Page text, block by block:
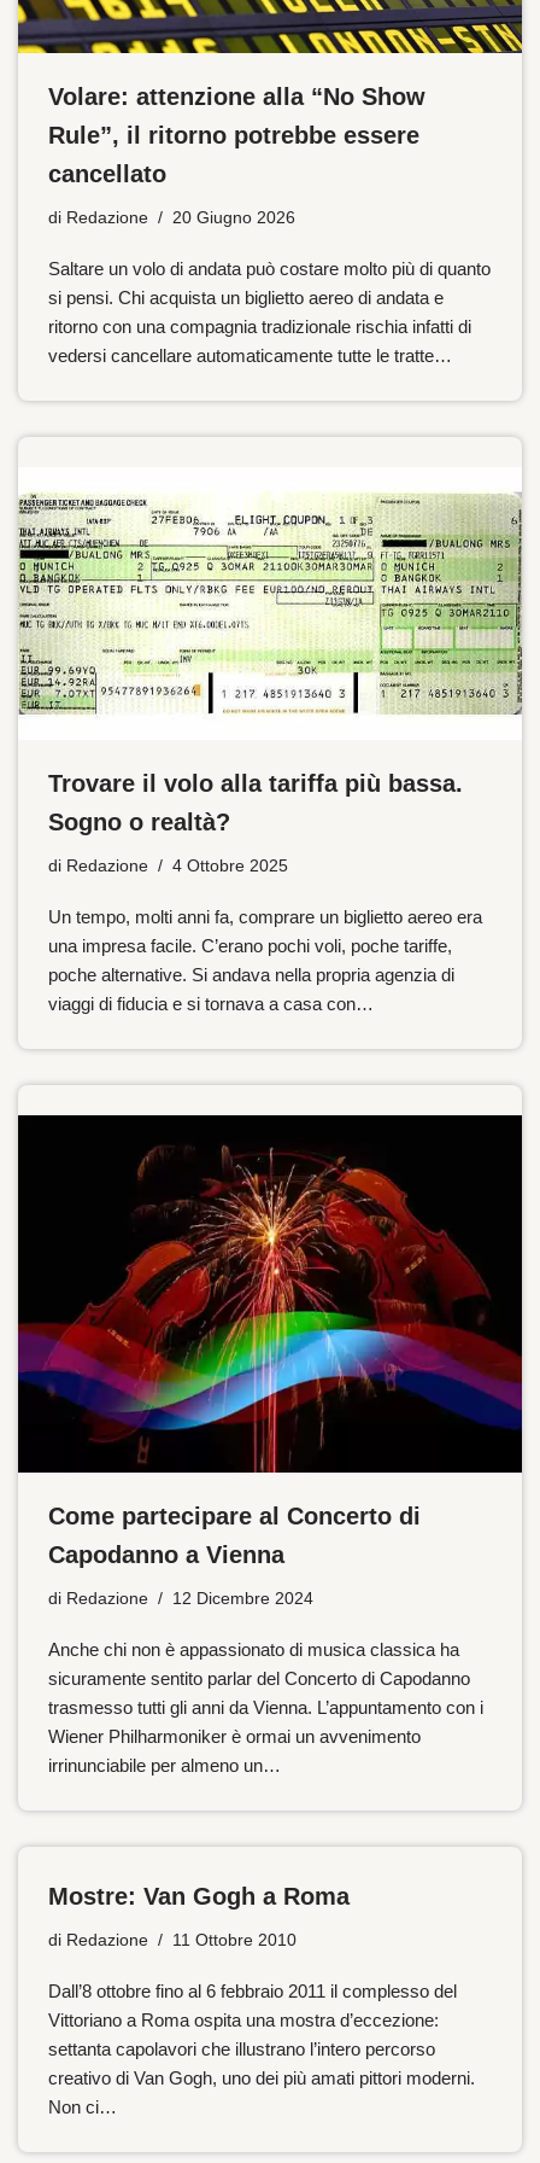
Volare: attenzione alla “No Show
Rule”, il ritorno potrebbe essere
cancellato
di Redazione 20 Giugno 2026
Saltare un volo di andata può costare molto più di quanto
si pensi. Chi acquista un biglietto aereo di andata e
ritorno con una compagnia tradizionale rischia infatti di
vedersi cancellare automaticamente tutte le tratte…
Trovare il volo alla tariffa più bassa.
Sogno o realtà?
di Redazione 4 Ottobre 2025
Un tempo, molti anni fa, comprare un biglietto aereo era
una impresa facile. C’erano pochi voli, poche tariffe,
poche alternative. Si andava nella propria agenzia di
viaggi di fiducia e si tornava a casa con…
Come partecipare al Concerto di
Capodanno a Vienna
di Redazione 12 Dicembre 2024
Anche chi non è appassionato di musica classica ha
sicuramente sentito parlar del Concerto di Capodanno
trasmesso tutti gli anni da Vienna. L’appuntamento con i
Wiener Philharmoniker è ormai un avvenimento
irrinunciabile per almeno un…
Mostre: Van Gogh a Roma
di Redazione 11 Ottobre 2010
Dall’8 ottobre fino al 6 febbraio 2011 il complesso del
Vittoriano a Roma ospita una mostra d’eccezione:
settanta capolavori che illustrano l’intero percorso
creativo di Van Gogh, uno dei più amati pittori moderni.
Non ci…